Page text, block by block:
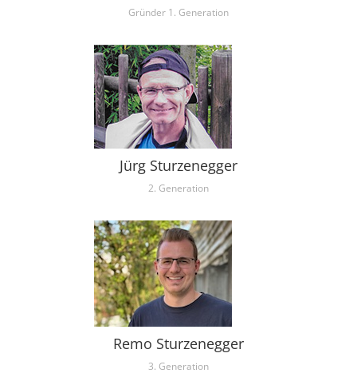
Gründer 1. Generation
Jürg Sturzenegger
2. Generation
Remo Sturzenegger
3. Generation